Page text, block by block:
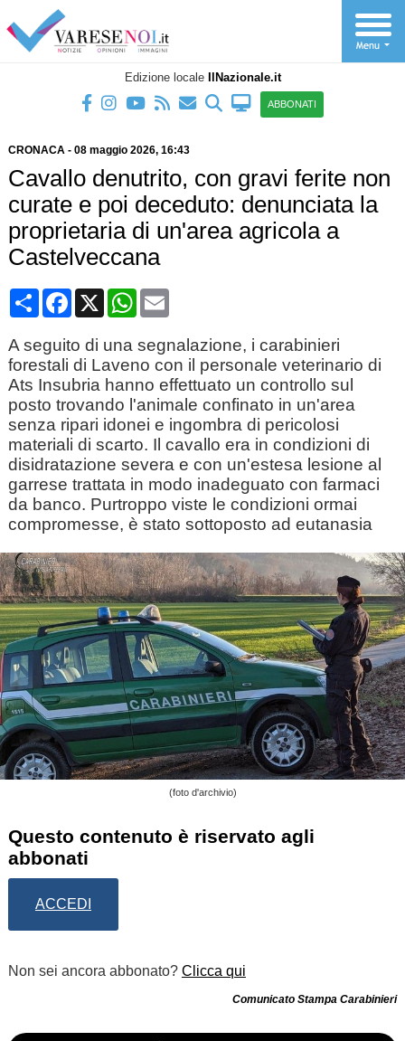
Edizione locale IlNazionale.it
ABBONATI
CRONACA- 08 maggio 2026, 16:43
Cavallo denutrito, con gravi ferite non
curate e poi deceduto: denunciata la
proprietaria di un'area agricola a
Castelveccana
CondividiFacebook
X WhatsApp
Email
A seguito di una segnalazione, i carabinieri
forestali di Laveno con il personale veterinario di
Ats Insubria hanno effettuato un controllo sul
posto trovando l'animale confinato in un'area
senza ripari idonei e ingombra di pericolosi
materiali di scarto. Il cavallo era in condizioni di
disidratazione severa e con un'estesa lesione al
garrese trattata in modo inadeguato con farmaci
da banco. Purtroppo viste le condizioni ormai
compromesse, è stato sottoposto ad eutanasia
(foto d'archivio)
Questo contenuto è riservato agli
abbonati
ACCEDI
Non sei ancora abbonato? Clicca qui
Comunicato Stampa Carabinieri